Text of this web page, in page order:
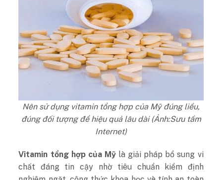
Nên sử dụng vitamin tổng hợp của Mỹ đúng liều,
đúng đối tượng để hiệu quả lâu dài (Ảnh:Sưu tầm
Internet)
Vitamin tổng hợp của Mỹlà giải pháp bổ sung vi
chất đáng tin cậy nhờ tiêu chuẩn kiểm định